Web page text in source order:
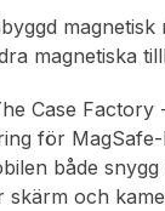
magnetiska
Case Factory
för
både
skärm och